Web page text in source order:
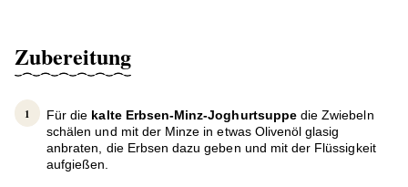
Zubereitung
Für die kalte Erbsen-Minz-Joghurtsuppedie Zwiebeln
schälen und mit der Minze in etwas Olivenöl glasig
anbraten, die Erbsen dazu geben und mit der Flüssigkeit
aufgießen.